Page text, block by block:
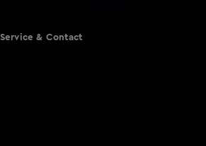
Service & Contact